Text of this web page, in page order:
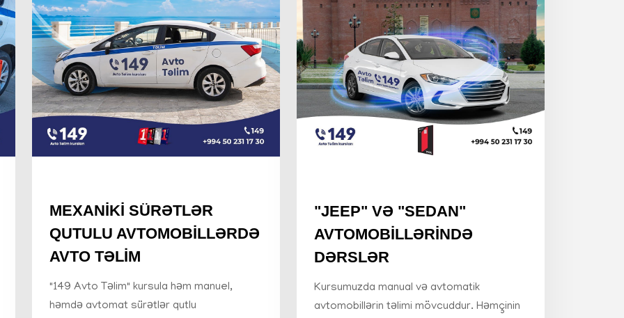
MEXANİKİ SÜRƏTLƏR
QUTULU AVTOMOBİLLƏRDƏ
AVTO TƏLİM
"149 Avto Təlim" kursula həm manuel,
həmdə avtomat sürətlər qutlu
"JEEP" VƏ "SEDAN"
AVTOMOBİLLƏRİNDƏ
DƏRSLƏR
Kursumuzda manual və avtomatik
avtomobillərin təlimi mövcuddur. Həmçinin